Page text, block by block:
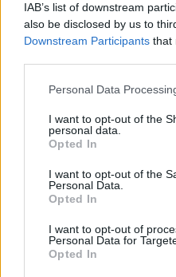
IAB’s list of downstream
also be disclosed by us to
Downstream Participants that
Please note that this
not limited to your visit or
grant or deny consent to
use your data for below
consent section.
Personal Data
I want to opt-out of the
personal data.
Opted In
I want to opt-out of the
Personal Data.
Opted In
I want to opt-out of
Personal Data for
Opted In
Condividi l'articolo
F
a
ce
b
o
o
k
T
w
it
te
r
Pi
n
te
re
h
at
s
p
Prossimo
NOTIZIE RECENTI
Ristorante
Maddalena,